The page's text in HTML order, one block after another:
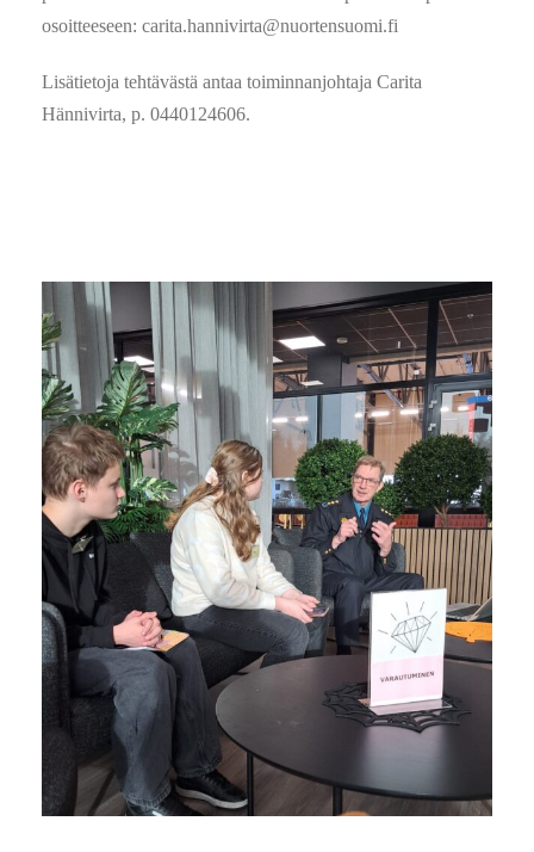
osoitteeseen: carita.hannivirta@nuortensuomi.fi
Lisätietoja tehtävästä antaa toiminnanjohtaja Carita
Hännivirta, p. 0440124606.